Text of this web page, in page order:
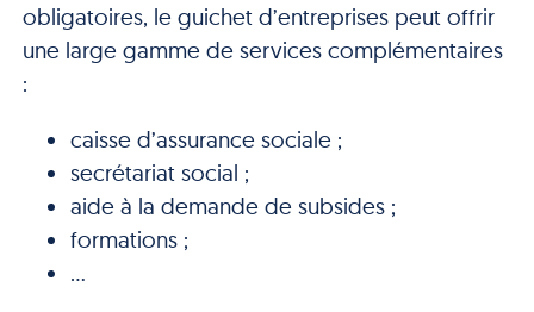
obligatoires, le guichet d’entreprises peut offrir
une large gamme de services complémentaires
:
caisse d’assurance sociale ;
secrétariat social ;
aide à la demande de subsides ;
formations ;
…